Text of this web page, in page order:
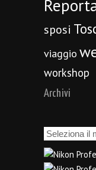
sposi
viaggio
workshop
Archivi
Archivi